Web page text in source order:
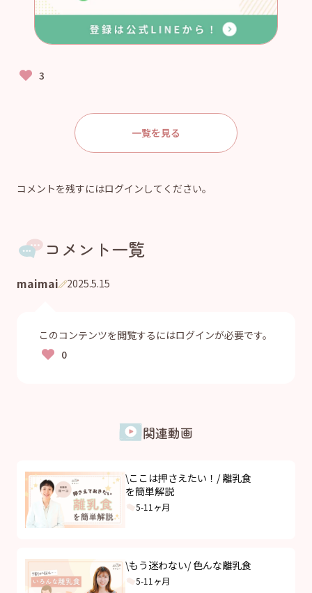
一覧を見る
コメントを残すにはログインしてください。
コメント一覧
maimai 2025.5.15
このコンテンツを閲覧するにはログインが必要です。
関連動画
\ここは押さえたい！/ 離乳食
を簡単解説
5-11ヶ月
\もう迷わない/ 色んな離乳食
5-11ヶ月